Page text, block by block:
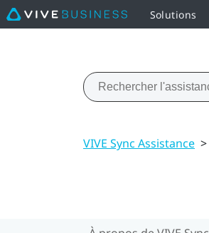
Solutions
VIVE Sync Assistance >